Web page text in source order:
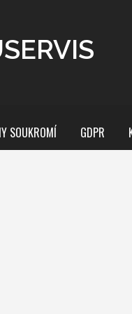
SOUKROMÍ GDPR